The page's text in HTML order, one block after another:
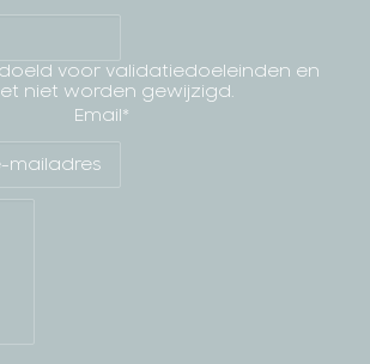
voor validatiedoeleinden en
niet worden gewijzigd.
Email*